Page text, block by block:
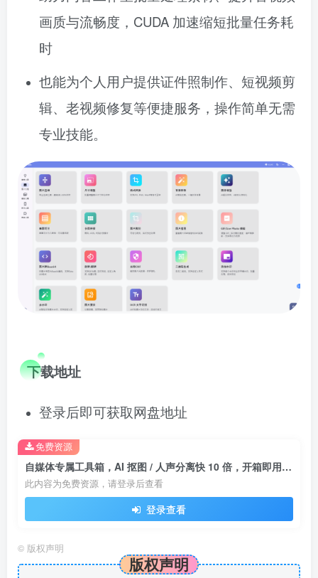
画质与流畅度，CUDA 加速缩短批量任务耗
时
也能为个人用户提供证件照制作、短视频剪
辑、老视频修复等便捷服务，操作简单无需
专业技能。
下载地址
登录后即可获取网盘地址
自媒体专属工具箱，AI 抠图 / 人声分离快 10 倍，开箱即用不装 CUDA！
此内容为免费资源，请登录后查看
登录查看
免费资源
© 版权声明
版权声明